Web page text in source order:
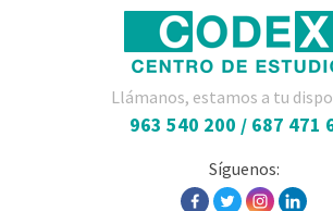
Llámanos, estamos a tu
963 540 200 / 687 471
Síguenos: